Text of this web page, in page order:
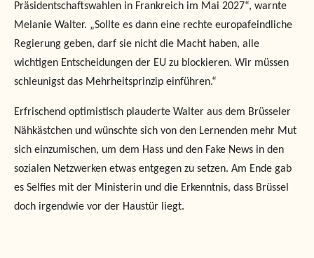
Präsidentschaftswahlen in Frankreich im Mai 2027“, warnte
Melanie Walter. „Sollte es dann eine rechte europafeindliche
Regierung geben, darf sie nicht die Macht haben, alle
wichtigen Entscheidungen der EU zu blockieren. Wir müssen
schleunigst das Mehrheitsprinzip einführen.“
Erfrischend optimistisch plauderte Walter aus dem Brüsseler
Nähkästchen und wünschte sich von den Lernenden mehr Mut
sich einzumischen, um dem Hass und den Fake News in den
sozialen Netzwerken etwas entgegen zu setzen. Am Ende gab
es Selﬁes mit der Ministerin und die Erkenntnis, dass Brüssel
doch irgendwie vor der Haustür liegt.